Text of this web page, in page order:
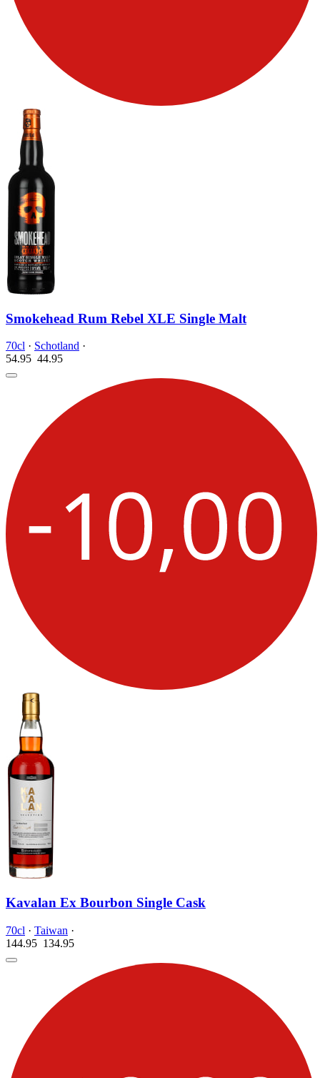
Smokehead Rum Rebel XLE Single Malt
70cl · Schotland ·
54.95 44.95
Kavalan Ex Bourbon Single Cask
70cl · Taiwan ·
144.95 134.95